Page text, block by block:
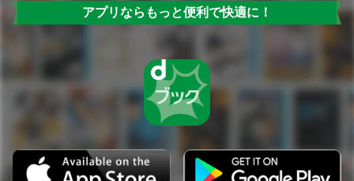
アプリならもっと便利で快適に！